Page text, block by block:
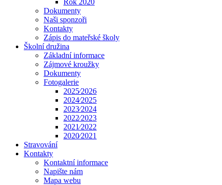
Rok 2020
Dokumenty
Naši sponzoři
Kontakty
Zápis do mateřské školy
Školní družina
Základní informace
Zájmové kroužky
Dokumenty
Fotogalerie
2025⁄2026
2024⁄2025
2023⁄2024
2022⁄2023
2021⁄2022
2020⁄2021
Stravování
Kontakty
Kontaktní informace
Napište nám
Mapa webu